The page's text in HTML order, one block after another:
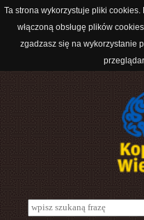
Ta strona wykorzystuje pliki
włączoną obsługę plików
zgadzasz się na wykorzystanie